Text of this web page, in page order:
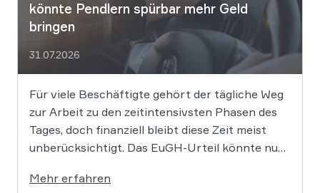
könnte Pendlern spürbar mehr Geld
bringen
31.07.2026
Für viele Beschäftigte gehört der tägliche Weg
zur Arbeit zu den zeitintensivsten Phasen des
Tages, doch finanziell bleibt diese Zeit meist
unberücksichtigt. Das EuGH-Urteil könnte nun
vielen Arbeitnehmern den Weg zu einer
Mehr erfahren